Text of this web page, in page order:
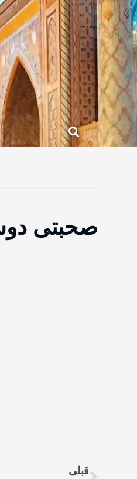
صحبتی
قبلی